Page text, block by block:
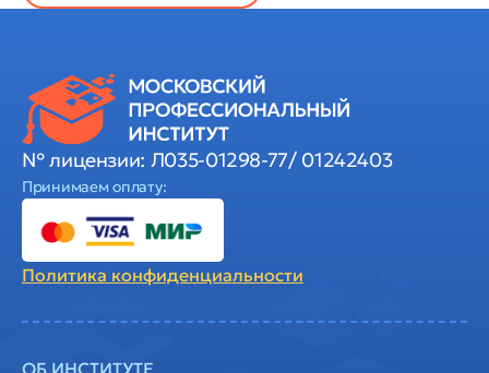
№ лицензии: Л035-01298-77/ 01242403
Принимаем оплату:
Политика конфиденциальности
ОБ ИНСТИТУТЕ